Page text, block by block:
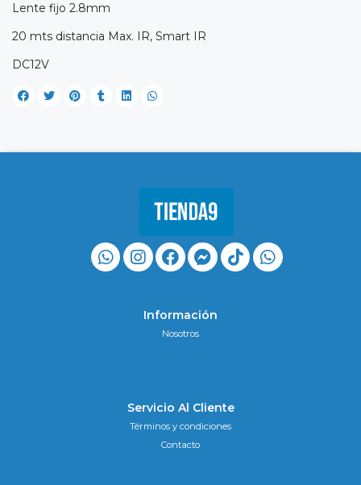
Lente fijo 2.8mm
20 mts distancia Max. IR, Smart IR
DC12V
Información
Nosotros
Servicio Al Cliente
Términos y condiciones
Contacto